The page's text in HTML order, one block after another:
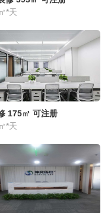
*天
175㎡ 可注册
*天